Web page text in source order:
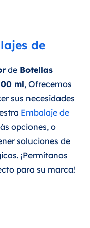
de
de Botellas
ml, Ofrecemos
sus necesidades
Embalaje de
opciones, o
soluciones de
¡Permítanos
para su marca!